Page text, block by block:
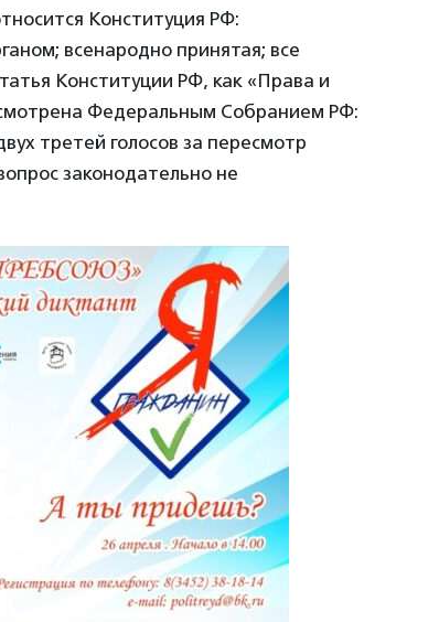
Конституция РФ:
всенародно принятая; все
Конституции РФ, как «Права и
Федеральным Собранием РФ:
третей голосов за пересмотр
законодательно не